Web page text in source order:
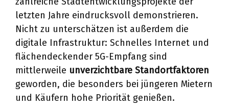
letzten Jahre eindrucksvoll demonstrieren.
Nicht zu unterschätzen ist außerdem die
digitale Infrastruktur: Schnelles Internet und
flächendeckender 5G-Empfang sind
mittlerweile unverzichtbare Standortfaktoren
geworden, die besonders bei jüngeren Mietern
und Käufern hohe Priorität genießen.